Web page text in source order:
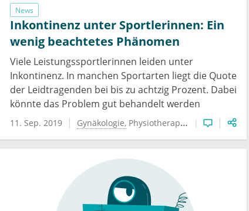
News
Inkontinenz unter Sportlerinnen: Ein
wenig beachtetes Phänomen
Viele Leistungssportlerinnen leiden unter
Inkontinenz. In manchen Sportarten liegt die Quote
der Leidtragenden bei bis zu achtzig Prozent. Dabei
könnte das Problem gut behandelt werden
11. Sep. 2019 Gynäkologie Physiotherapie Sportmedizin